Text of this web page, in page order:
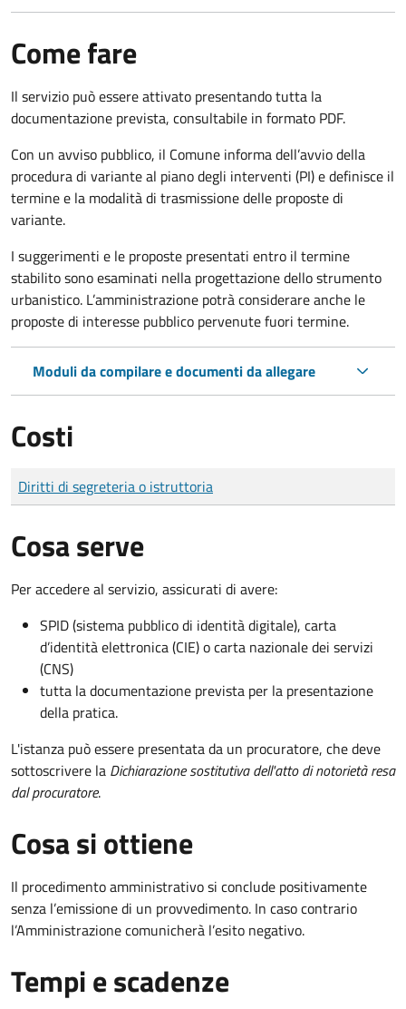
Come fare
Il servizio può essere attivato presentando tutta la
documentazione prevista, consultabile in formato PDF.
Con un avviso pubblico, il Comune informa dell’avvio della
procedura di variante al piano degli interventi (PI) e definisce il
termine e la modalità di trasmissione delle proposte di
variante.
I suggerimenti e le proposte presentati entro il termine
stabilito sono esaminati nella progettazione dello strumento
urbanistico. L’amministrazione potrà considerare anche le
proposte di interesse pubblico pervenute fuori termine.
Moduli da compilare e documenti da allegare
Costi
Tipo di pagamento
Importo
Diritti di segreteria o istruttoria
Cosa serve
Per accedere al servizio, assicurati di avere:
SPID (sistema pubblico di identità digitale), carta
d’identità elettronica (CIE) o carta nazionale dei servizi
(CNS)
tutta la documentazione prevista per la presentazione
della pratica.
L'istanza può essere presentata da un procuratore, che deve
sottoscrivere la Dichiarazione sostitutiva dell'atto di notorietà resa
dal procuratore.
Cosa si ottiene
Il procedimento amministrativo si conclude positivamente
senza l’emissione di un provvedimento. In caso contrario
l’Amministrazione comunicherà l’esito negativo.
Tempi e scadenze